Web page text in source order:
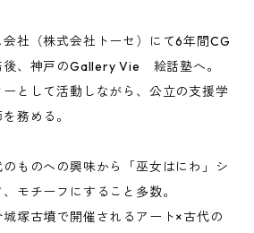
社（株式会社トーセ）にて6年間CG
後、神戸のGallery Vie 絵話塾へ。
として活動しながら、公立の支援学
務める。
ものへの興味から「巫女はにわ」シ
モチーフにすること多数。
塚古墳で開催されるアート×古代の